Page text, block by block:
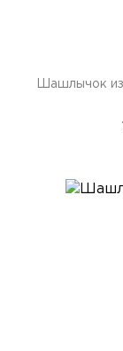
Шашлычок из